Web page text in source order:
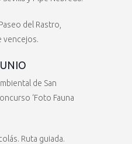
del Rastro,
vencejos.
de San
‘Foto Fauna
Ruta guiada.